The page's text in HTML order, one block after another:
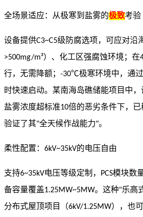
全场景适应：从极寒到盐雾的极致考验
设备提供C3~C5级防腐选项，可应对沿
>500mg/m³）、化工区强腐蚀环境；在
行，无需降额； -30℃极寒环境中，通
时快速启动。某南海岛礁储能项目中
盐雾浓度超标准10倍的恶劣条件下，已
验证了其"全天候作战能力"。
柔性配置： 6kV~35kV的电压自由
支持6~35kV电压等级定制， PCS模块数
备容量覆盖1.25MW~5MW。这种"乐高
分布式屋顶项目（6kV/1.25MW），也